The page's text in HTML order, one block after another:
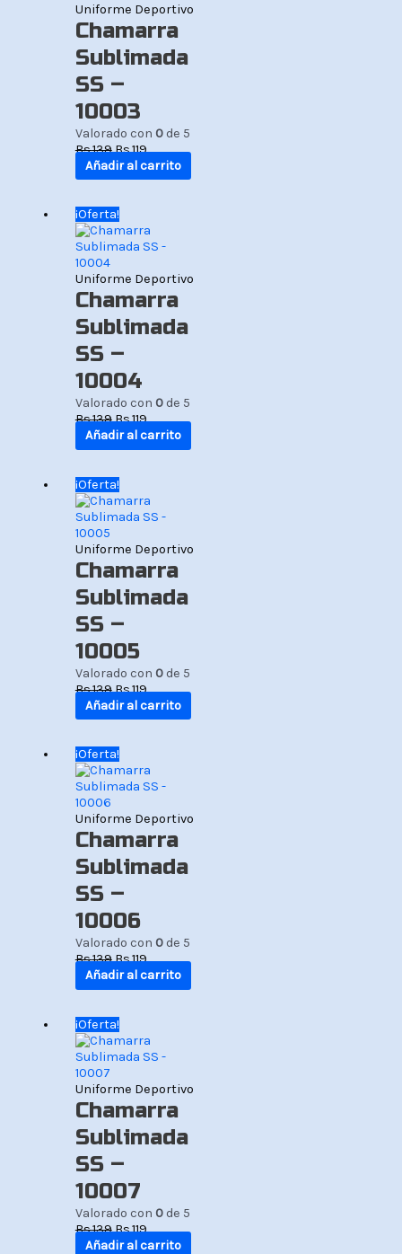
Uniforme Deportivo
Chamarra
Sublimada
SS –
10003
Valorado con 0de 5
Bs.139
Bs.139.
Bs.119
Bs.119.
Añadir al carrito
¡Oferta!
Uniforme Deportivo
Chamarra
Sublimada
SS –
10004
Valorado con 0de 5
Bs.139
El
precio
original
Bs.139.
Bs.119
precio
actual
Bs.119.
Añadir al carrito
¡Oferta!
Uniforme Deportivo
Chamarra
Sublimada
SS –
10005
Valorado con 0de 5
Bs.139
El
precio
original
Bs.139.
Bs.119
precio
actual
Bs.119.
Añadir al carrito
¡Oferta!
Uniforme Deportivo
Chamarra
Sublimada
SS –
10006
Valorado con 0de 5
Bs.139
El
precio
original
Bs.139.
Bs.119
precio
actual
Bs.119.
Añadir al carrito
¡Oferta!
Uniforme Deportivo
Chamarra
Sublimada
SS –
10007
Valorado con 0de 5
Bs.139
El
precio
original
Bs.139.
Bs.119
precio
actual
Bs.119.
Añadir al carrito